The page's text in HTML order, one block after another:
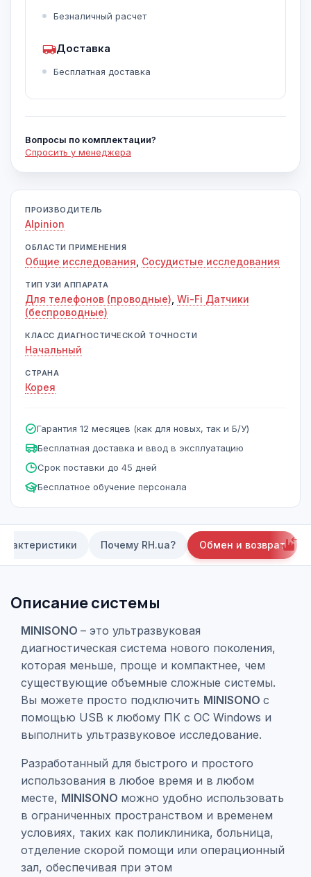
Безналичный расчет
Доставка
Бесплатная доставка
Вопросы по комплектации?
Спросить у менеджера
ПРОИЗВОДИТЕЛЬ
Alpinion
ОБЛАСТИ ПРИМЕНЕНИЯ
Общие исследования Сосудистые исследования
ТИП УЗИ АППАРАТА
Для телефонов (проводные) Wi-Fi Датчики
(беспроводные)
КЛАСС ДИАГНОСТИЧЕСКОЙ ТОЧНОСТИ
Начальный
СТРАНА
Корея
Гарантия 12 месяцев (как для новых, так и Б/У)
Бесплатная доставка и ввод в эксплуатацию
Срок поставки до 45 дней
Бесплатное обучение персонала
Почему RH.ua? Обмен и возврат
Описание системы
MINISONO – это ультразвуковая
диагностическая система нового поколения,
которая меньше, проще и компактнее, чем
существующие объемные сложные системы.
Вы можете просто подключить MINISONO с
помощью USB к любому ПК с ОС Windows и
выполнить ультразвуковое исследование.
Разработанный для быстрого и простого
использования в любое время и в любом
месте, MINISONO можно удобно использовать
в ограниченных пространством и временем
условиях, таких как поликлиника, больница,
отделение скорой помощи или операционный
зал, обеспечивая при этом